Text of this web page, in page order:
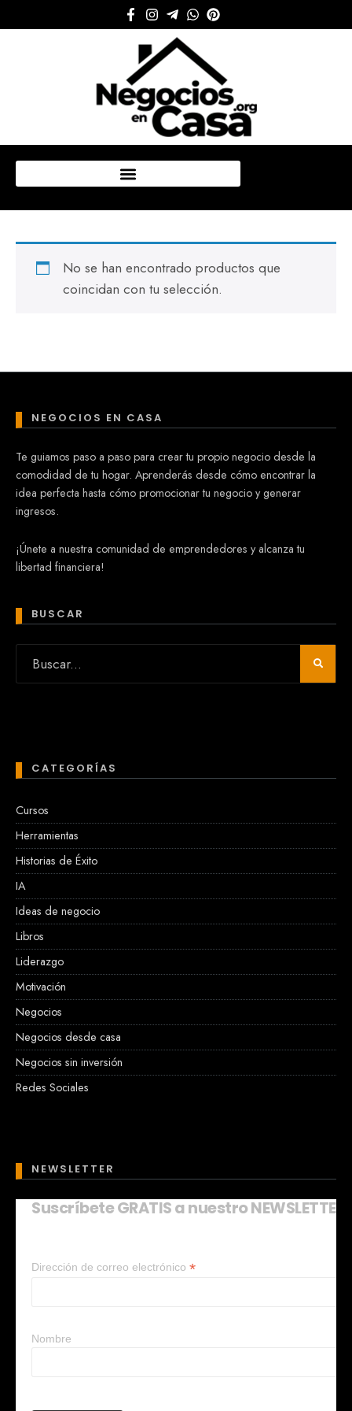
No se han encontrado productos que
coincidan con tu selección.
NEGOCIOS EN CASA
Te guiamos paso a paso para crear tu propio negocio desde la
comodidad de tu hogar. Aprenderás desde cómo encontrar la
idea perfecta hasta cómo promocionar tu negocio y generar
ingresos.
¡Únete a nuestra comunidad de emprendedores y alcanza tu
libertad financiera!
BUSCAR
CATEGORÍAS
Cursos
Herramientas
Historias de Éxito
IA
Ideas de negocio
Libros
Liderazgo
Motivación
Negocios
Negocios desde casa
Negocios sin inversión
Redes Sociales
NEWSLETTER
Suscríbete GRATIS a nuestro NEWSLETTER
Dirección de correo electrónico *
Nombre